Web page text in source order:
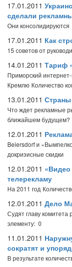
17.01.2011
сделали
Они консолидируются
17.01.2011 Как
15 советов от
14.01.2011 Тариф
Приморский
Кремлю Количество
13.01.2011
Что ждет рекламные
ближайшем будущем?
12.01.2011
Beiersdorf и
докризисные скидки
12.01.2011 «Видео
телерекламу
На 2011 год
12.01.2011 Дело
Судят главу
элементу: 0
11.01.2011
сократят и
В результате